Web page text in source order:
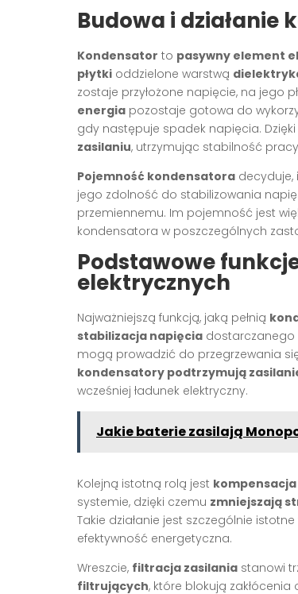
Budowa i działanie
Kondensator to pasywny element
płytki oddzielone warstwą
zostaje przyłożone napięcie, na jego
energia pozostaje gotowa do
gdy następuje spadek napięcia.
zasilaniu, utrzymując stabilność
Pojemność kondensatora decyduje,
jego zdolność do stabilizowania
przemiennemu. Im pojemność jest
kondensatora w poszczególnych
Podstawowe
elektrycznych
Najważniejszą funkcją, jaką pełnią
stabilizacja napięcia dostarczanego
mogą prowadzić do przegrzewania
kondensatory podtrzymują
wcześniej ładunek elektryczny.
Jakie baterie zasilają
Kolejną istotną rolą jest
systemie, dzięki czemu zmniejszają
Takie działanie jest szczególnie
efektywność energetyczna.
Wreszcie, filtracja zasilania stanowi
filtrujących, które blokują